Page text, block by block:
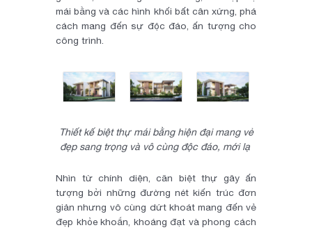
mái bằng và các hình khối bất cân xứng, phá
cách mang đến sự độc đáo, ấn tượng cho
công trình.
Thiết kế biệt thự mái bằng hiện đại mang vẻ
đẹp sang trọng và vô cùng độc đáo, mới lạ
Nhìn từ chính diện, căn biệt thự gây ấn
tượng bởi những đường nét kiến trúc đơn
giản nhưng vô cùng dứt khoát mang đến vẻ
đẹp khỏe khoắn, khoáng đạt và phong cách